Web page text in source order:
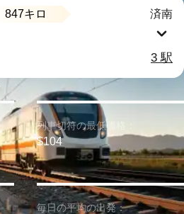
847キロ 済南
3 駅
列車切符の最低価格：
$104
毎日の平均の出発：